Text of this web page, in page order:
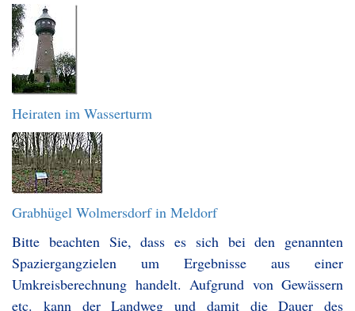
Heiraten im Wasserturm
Grabhügel Wolmersdorf in Meldorf
Bitte beachten Sie, dass es sich bei den genannten
Spaziergangzielen um Ergebnisse aus einer
Umkreisberechnung handelt. Aufgrund von Gewässern
etc. kann der Landweg und damit die Dauer des